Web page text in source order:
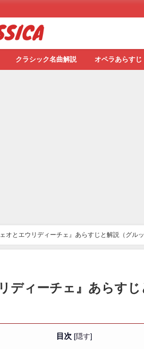
クラシック名曲解説 オペラあらすじ
ェオとエウリディーチェ』あらすじと解説（グルッ
ディーチェ』あらすじ
目次 隠す